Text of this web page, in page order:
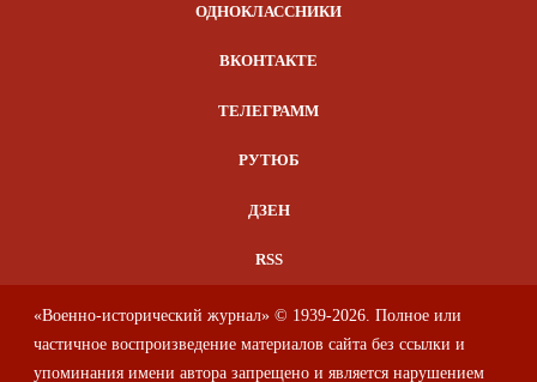
ОДНОКЛАССНИКИ
ВКОНТАКТЕ
ТЕЛЕГРАММ
РУТЮБ
ДЗЕН
RSS
«Военно-исторический журнал» © 1939-2026. Полное или
частичное воспроизведение материалов сайта без ссылки и
упоминания имени автора запрещено и является нарушением